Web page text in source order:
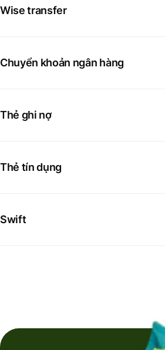
Wise transfer
Chuyển khoản ngân hàng
Thẻ ghi nợ
Thẻ tín dụng
Swift